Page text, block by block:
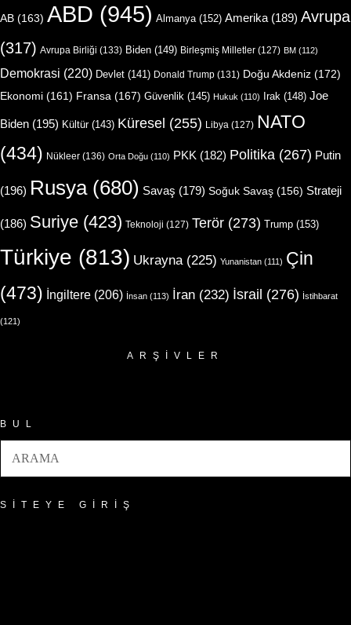
AB (163) ABD (945) Almanya(152) Amerika (189) Avrupa
(317) Avrupa Birliği (133) Biden (149) Birleşmiş Milletler (127) BM (112)
Demokrasi (220) Devlet (141) Donald Trump (131) Doğu Akdeniz (172)
Ekonomi (161) Fransa (167) Güvenlik (145) Hukuk (110) Irak (148) Joe
Biden (195) Kültür(143) Küresel (255) Libya (127) NATO
(434) Nükleer (136) Orta Doğu (110) PKK (182) Politika (267) Putin
(196) Rusya(680) Savaş (179) Soğuk Savaş (156) Strateji
(186) Suriye (423) Teknoloji (127) Terör (273) Trump (153)
Türkiye (813) Ukrayna(225) Yunanistan (111) Çin
(473) İngiltere (206) İnsan (113) İran (232) İsrail (276) İstihbarat
(121)
ARŞIVLER
BUL
SITEYE GIRIŞ